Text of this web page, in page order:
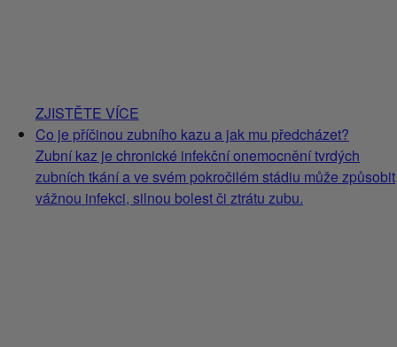
ZJISTĚTE VÍCE
Co je příčinou zubního kazu a jak mu předcházet?
Zubní kaz je chronické infekční onemocnění tvrdých
zubních tkání a ve svém pokročilém stádiu může způsobit
vážnou infekci, silnou bolest či ztrátu zubu.